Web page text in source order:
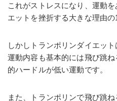
これがストレスになり、運動
エットを挫折する大きな理由の
しかしトランポリンダイエッ
運動内容も基本的には飛び跳
的ハードルが低い運動です。
また、トランポリンで飛び跳